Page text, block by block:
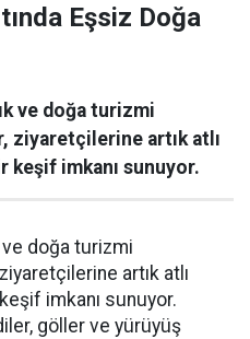
Eşsiz Doğa
ve doğa turizmi
ziyaretçilerine artık atlı
keşif imkanı sunuyor.
ve doğa turizmi
artık atlı
imkanı sunuyor.
göller ve yürüyüş